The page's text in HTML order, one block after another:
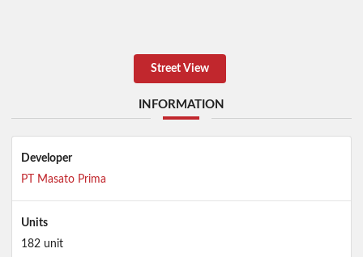
Street View
INFORMATION
Developer
PT Masato Prima
Units
182 unit